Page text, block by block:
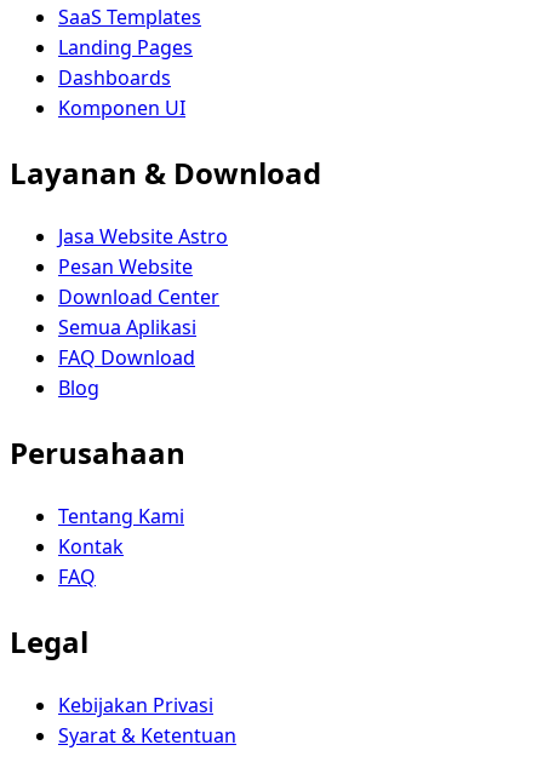
SaaS Templates
Landing Pages
Dashboards
Komponen UI
Layanan & Download
Jasa Website Astro
Pesan Website
Download Center
Semua Aplikasi
FAQ Download
Blog
Perusahaan
Tentang Kami
Kontak
FAQ
Legal
Kebijakan Privasi
Syarat & Ketentuan